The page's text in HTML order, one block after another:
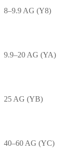
8–9.9 AG (Y8)
9.9–20 AG (YA)
25 AG (YB)
40–60 AG (YC)